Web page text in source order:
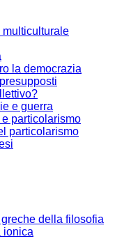
multiculturale
la democrazia
e guerra
particolarismo
particolarismo
greche della filosofia
ionica